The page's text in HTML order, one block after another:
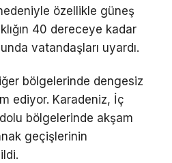
özellikle güneş
40 dereceye kadar
vatandaşları uyardı.
bölgelerinde dengesiz
ediyor. Karadeniz, İç
bölgelerinde akşam
geçişlerinin